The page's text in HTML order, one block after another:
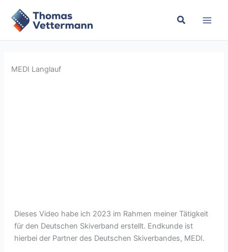
Inhalt
springen
MEDI Langlauf
Dieses Video habe ich 2023 im Rahmen meiner Tätigkeit
für den Deutschen Skiverband erstellt. Endkunde ist
hierbei der Partner des Deutschen Skiverbandes, MEDI.